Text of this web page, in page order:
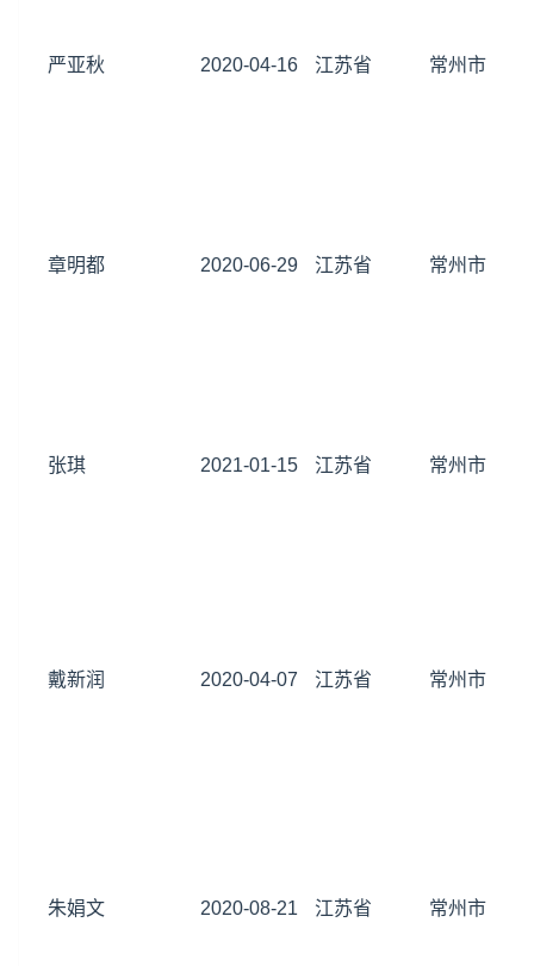
严亚秋 2020-04-16 江苏省 常州市
章明都 2020-06-29 江苏省 常州市
张琪 2021-01-15 江苏省 常州市
戴新润 2020-04-07 江苏省 常州市
朱娟文 2020-08-21 江苏省 常州市